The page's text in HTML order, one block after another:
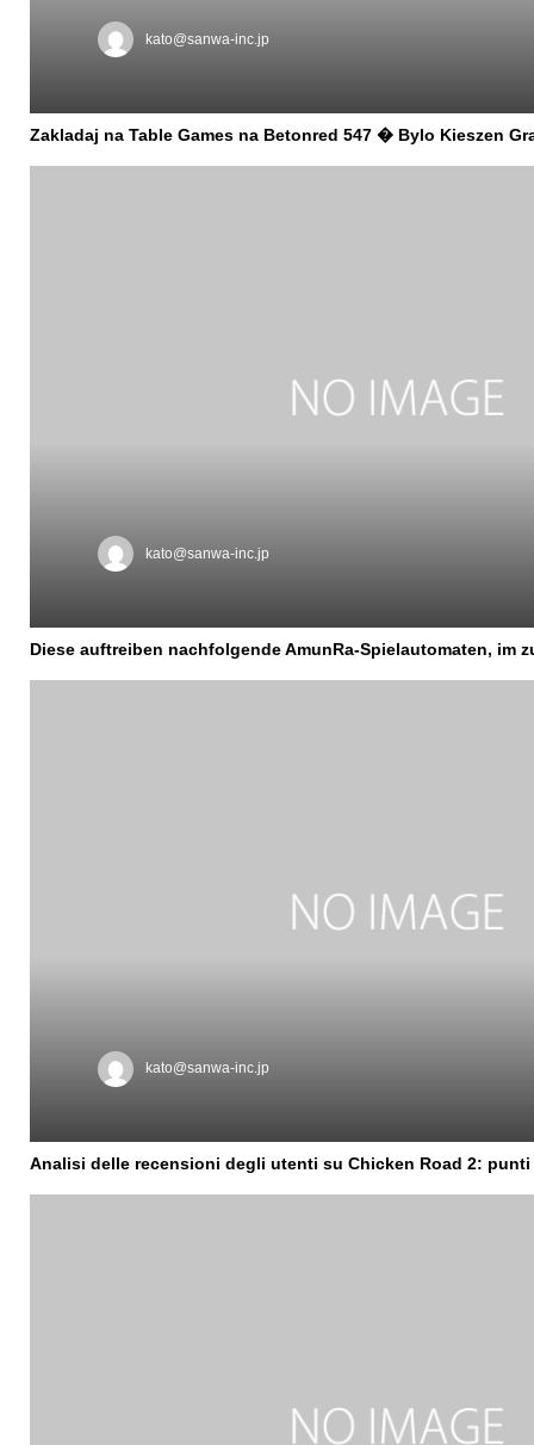
kato@sanwa-inc.jp
Zakladaj na Table Games na Betonred 547 � Bylo Kieszen
kato@sanwa-inc.jp
Diese auftreiben nachfolgende AmunRa-Spielautomaten, im
kato@sanwa-inc.jp
Analisi delle recensioni degli utenti su Chicken Road 2: punti